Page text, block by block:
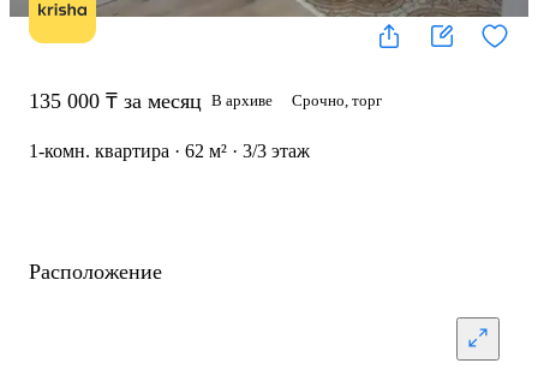
135 000 ₸ за месяц В архиве Срочно, торг
1-комн. квартира · 62 м² · 3/3 этаж
Расположение